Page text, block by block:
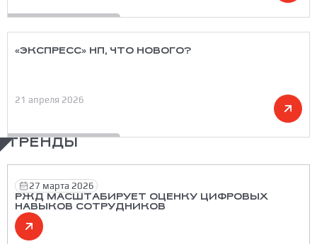
«ЭКСПРЕСС» НП, ЧТО НОВОГО?
21 апреля 2026
ТРЕНДЫ
27 марта 2026
РЖД МАСШТАБИРУЕТ ОЦЕНКУ ЦИФРОВЫХ
НАВЫКОВ СОТРУДНИКОВ